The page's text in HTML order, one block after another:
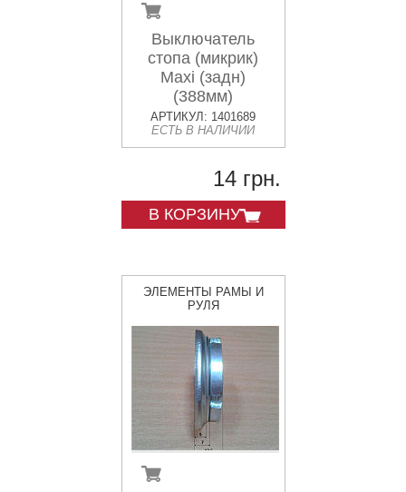
Выключатель
стопа (микрик)
Maxi (задн)
(388мм)
АРТИКУЛ: 1401689
ЕСТЬ В НАЛИЧИИ
14 грн.
В КОРЗИНУ
ЭЛЕМЕНТЫ РАМЫ И
РУЛЯ